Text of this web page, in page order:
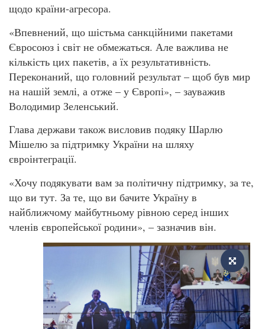
щодо країни-агресора.
«Впевнений, що шістьма санкційними пакетами
Євросоюз і світ не обмежаться. Але важлива не
кількість цих пакетів, а їх результативність.
Переконаний, що головний результат – щоб був мир
на нашій землі, а отже – у Європі», – зауважив
Володимир Зеленський.
Глава держави також висловив подяку Шарлю
Мішелю за підтримку України на шляху
євроінтеграції.
«Хочу подякувати вам за політичну підтримку, за те,
що ви тут. За те, що ви бачите Україну в
найближчому майбутньому рівною серед інших
членів європейської родини», – зазначив він.